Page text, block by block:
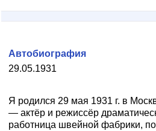
29.05.1931
Автобиография
Я родился 29 мая 1931 г. в
— актёр и режиссёр
работница швейной фабрики,